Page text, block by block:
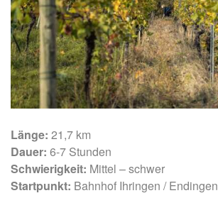
Länge: 21,7 km
Dauer: 6-7 Stunden
Schwierigkeit: Mittel – schwer
Startpunkt: Bahnhof Ihringen / Endingen